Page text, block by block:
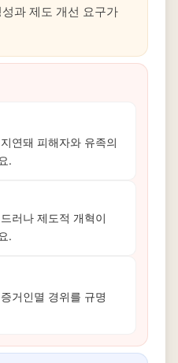
과 제도 개선 요구가
연돼 피해자와 유족의
.
러나 제도적 개혁이
.
거인멸 경위를 규명